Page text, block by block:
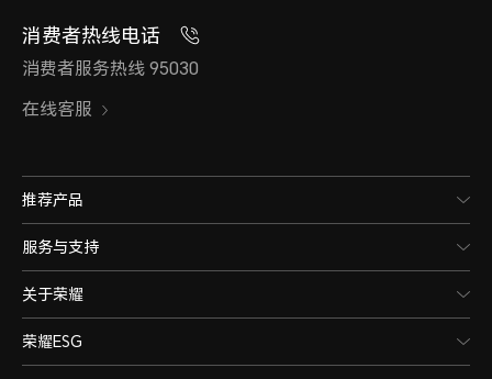
消费者热线电话
消费者服务热线 95030
在线客服
推荐产品
服务与支持
关于荣耀
荣耀ESG